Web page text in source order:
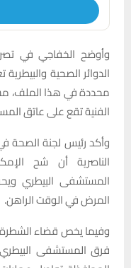
وأوضح الخفاجي في
الدوائر الصحية
محددة في هذا الملف،
الفنية تقع على عاتق
وأكد رئيس لجنة الصحة
الناصرية أن شح
المستشفى البيطري
المرض في الوقت الراهن.
وفيما يخص قضاء الشطرة
فرق المستشفى